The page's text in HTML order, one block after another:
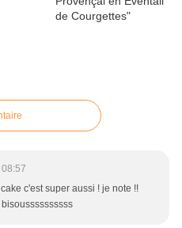
c'est super aussi ! je note !!